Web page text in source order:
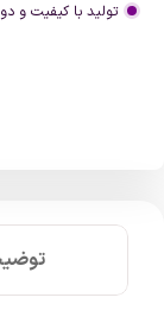
تولید با کیفیت و